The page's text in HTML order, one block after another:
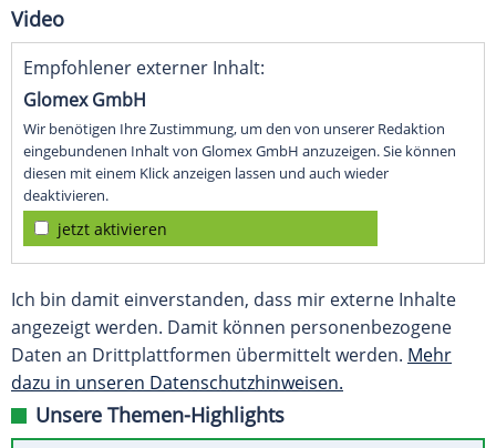
Video
Empfohlener externer Inhalt:
Glomex GmbH
Wir benötigen Ihre Zustimmung, um den von unserer Redaktion
eingebundenen Inhalt von Glomex GmbH anzuzeigen. Sie können
diesen mit einem Klick anzeigen lassen und auch wieder
deaktivieren.
jetzt aktivieren
Ich bin damit einverstanden, dass mir externe Inhalte
angezeigt werden. Damit können personenbezogene
Daten an Drittplattformen übermittelt werden. Mehr
dazu in unseren Datenschutzhinweisen.
Unsere Themen-Highlights